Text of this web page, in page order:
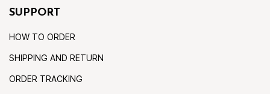
SUPPORT
HOW TO ORDER
SHIPPING AND RETURN
ORDER TRACKING